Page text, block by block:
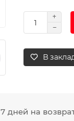
В
7 дней на